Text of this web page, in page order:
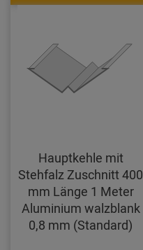
Hauptkehle mit
Stehfalz Zuschnitt 400
mm Länge 1 Meter
Aluminium walzblank
0,8 mm (Standard)